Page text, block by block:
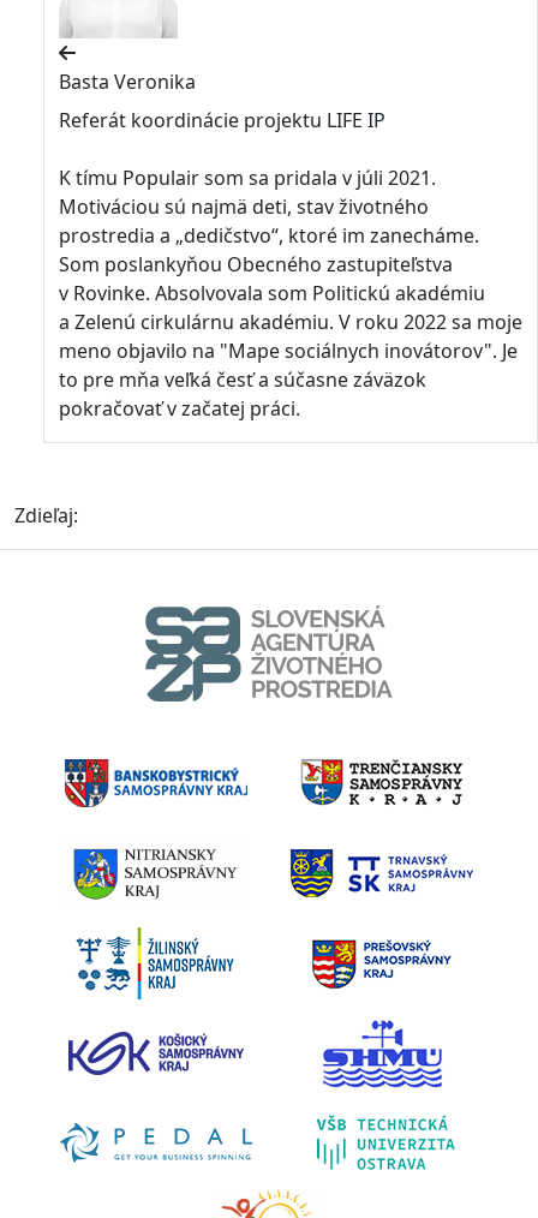
Basta Veronika
Referát koordinácie projektu LIFE IP
K tímu Populair som sa pridala v júli 2021.
Motiváciou sú najmä deti, stav životného
prostredia a „dedičstvo“, ktoré im zanecháme.
Som poslankyňou Obecného zastupiteľstva
v Rovinke. Absolvovala som Politickú akadémiu
a Zelenú cirkulárnu akadémiu. V roku 2022 sa moje
meno objavilo na "Mape sociálnych inovátorov". Je
to pre mňa veľká česť a súčasne záväzok
pokračovať v začatej práci.
Zdieľaj: